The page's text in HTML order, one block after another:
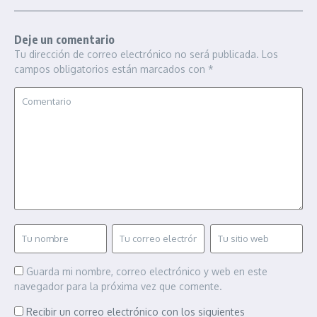
Deje un comentario
Tu dirección de correo electrónico no será publicada. Los
campos obligatorios están marcados con *
Guarda mi nombre, correo electrónico y web en este
navegador para la próxima vez que comente.
Recibir un correo electrónico con los siguientes